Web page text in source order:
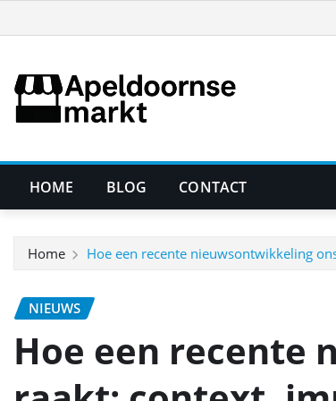
naar
inhoud
HOME BLOG CONTACT
Home Hoe een recente nieuwsontwikkeling
NIEUWS
Hoe een recente